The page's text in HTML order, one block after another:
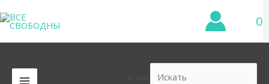
к
содержимому
0